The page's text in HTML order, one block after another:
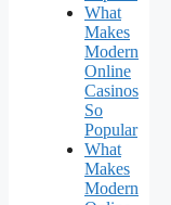
What
Makes
Modern
Online
Casinos
So
Popular
What
Makes
Modern